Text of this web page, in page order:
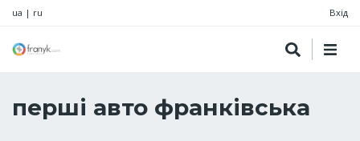
ua | ru Вхід
перші авто франківська